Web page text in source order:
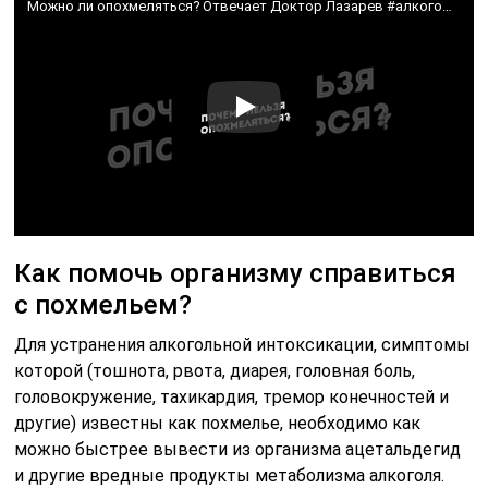
Как помочь организму справиться
с похмельем?
Для устранения алкогольной интоксикации, симптомы
которой (тошнота, рвота, диарея, головная боль,
головокружение, тахикардия, тремор конечностей и
другие) известны как похмелье, необходимо как
можно быстрее вывести из организма ацетальдегид
и другие вредные продукты метаболизма алкоголя.